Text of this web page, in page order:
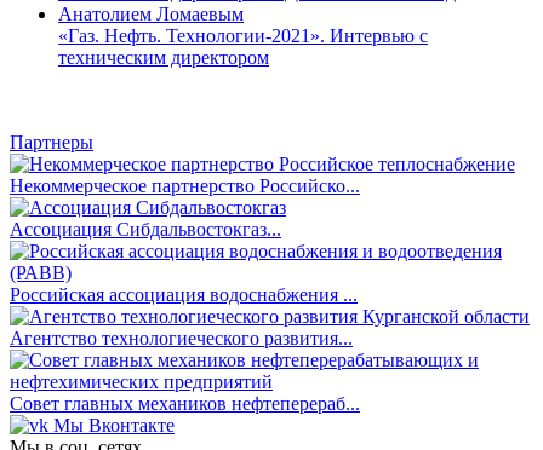
«Газ. Нефть. Технологии-2021». Интервью с
техническим директором
Партнеры
Некоммерческое партнерство Российско...
Ассоциация Сибдальвостокгаз...
Российская ассоциация водоснабжения ...
Агентство технологиеческого развития...
Совет главных механиков нефтеперераб...
Мы Вконтакте